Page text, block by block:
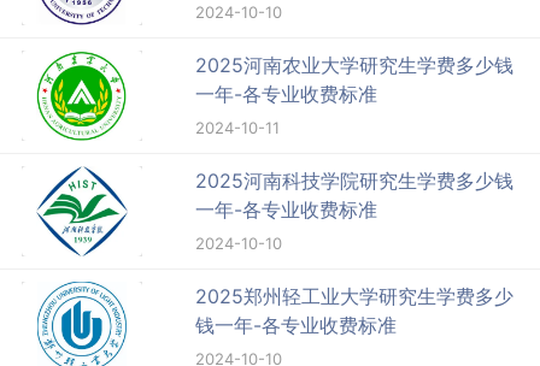
2024-10-10
2025河南农业大学研究生学费多少钱
一年-各专业收费标准
2024-10-11
2025河南科技学院研究生学费多少钱
一年-各专业收费标准
2024-10-10
2025郑州轻工业大学研究生学费多少
钱一年-各专业收费标准
2024-10-10